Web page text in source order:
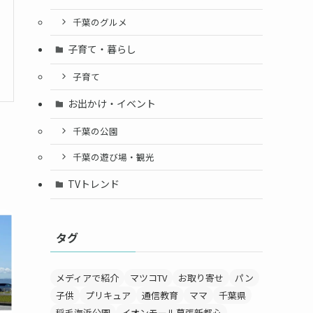
千葉のグルメ
子育て・暮らし
子育て
お出かけ・イベント
千葉の公園
千葉の遊び場・観光
TVトレンド
タグ
メディアで紹介 マツコTV お取り寄せ
パン
子供
プリキュア 通信教育 ママ
千葉県